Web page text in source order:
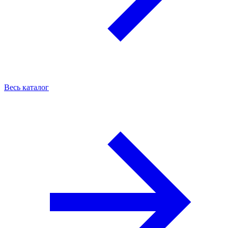
Весь каталог